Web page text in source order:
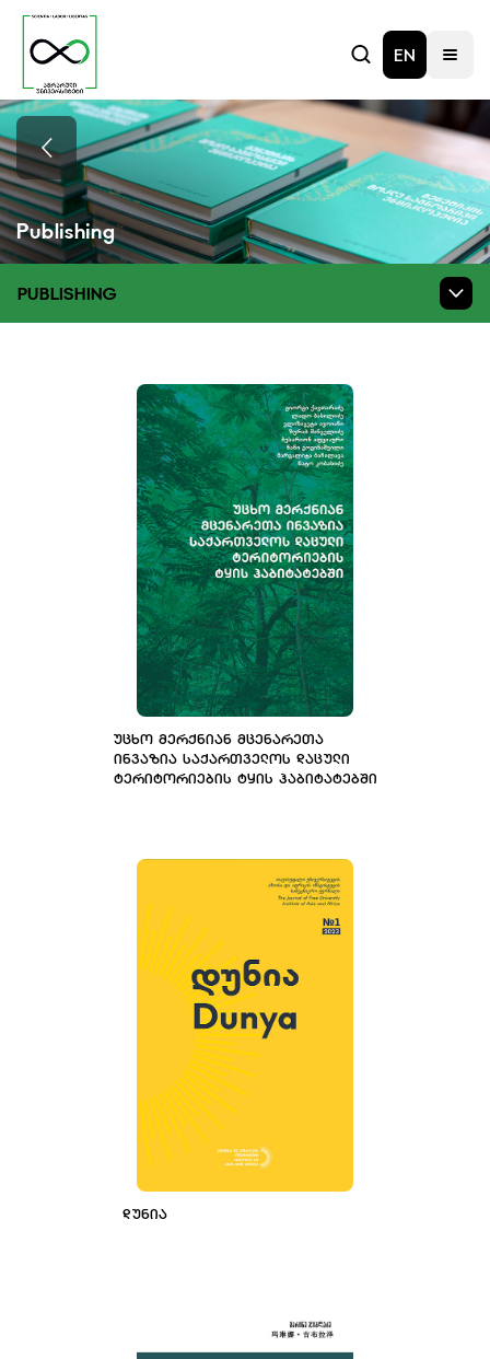
EN
Publishing
PUBLISHING
ᲣᲪᲮᲝ ᲛᲔᲠᲥᲜᲘᲐᲜ ᲛᲪᲔᲜᲐᲠᲔᲗᲐ
ᲘᲜᲕᲐᲖᲘᲐ ᲡᲐᲥᲐᲠᲗᲕᲔᲚᲝᲡ ᲓᲐᲪᲣᲚᲘ
ᲢᲔᲠᲘᲢᲝᲠᲘᲔᲑᲘᲡ ᲢᲧᲘᲡ ᲰᲐᲑᲘᲢᲐᲢᲔᲑᲨᲘ
ᲓᲣᲜᲘᲐ